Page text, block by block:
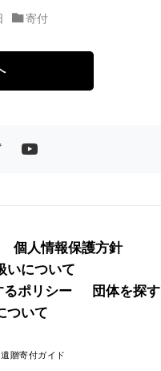
寄付
個人情報保護方針
いについて
るポリシー
団体を探す
ついて
遺贈寄付ガイド